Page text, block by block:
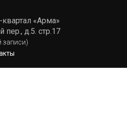
«Арма»
д.5. стр.17
записи)